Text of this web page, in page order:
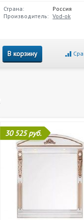
Страна:
Россия
Производитель: Vod-ok
В корзину
30 525 руб.